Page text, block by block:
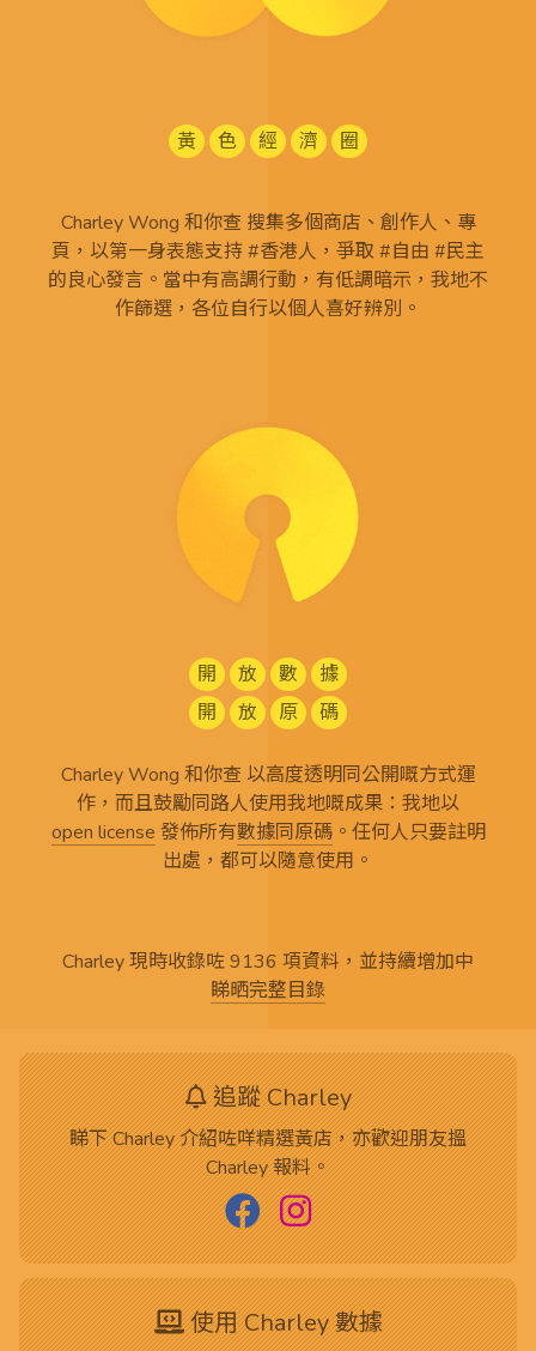
黃 色 經 濟 圈
Charley Wong 和你查 搜集多個商店、創作人、專
頁，以第一身表態支持 #香港人，爭取 #自由 #民主
的良心發言。當中有高調行動，有低調暗示，我地不
作篩選，各位自行以個人喜好辨別。
開 放 數
據
開
放 原 碼
Charley Wong 和你查 以高度透明同公開嘅方式運
作，而且鼓勵同路人使用我地嘅成果：我地以
open license 發佈所有數據同原碼。任何人只要註明
出處，都可以隨意使用。
Charley 現時收錄咗 9136 項資料，並持續增加中
睇晒完整目錄
追蹤 Charley
睇下 Charley 介紹咗咩精選黃店，亦歡迎朋友搵
Charley 報料。
使用 Charley 數據